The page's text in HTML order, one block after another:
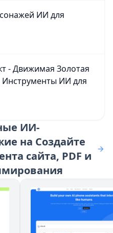
ИИ для
- Движимая Золотая
ИИ для
ИИ-
на Создайте
сайта, PDF и